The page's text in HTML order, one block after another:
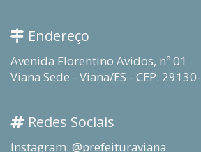
Endereço
Avenida Florentino Avidos, nº 01
Viana Sede - Viana/ES - CEP:
Redes Sociais
Instagram: @prefeituraviana